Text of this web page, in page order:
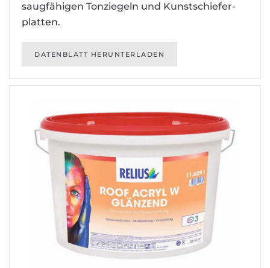
saugfähigen Tonziegeln und Kunst­schiefer­
platten.
DATENBLATT HERUNTERLADEN